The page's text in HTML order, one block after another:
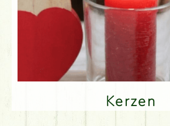
Kerzen